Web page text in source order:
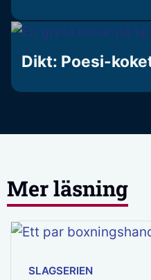
Dikt: Poesi-
Mer läsning
SLAGSERIEN